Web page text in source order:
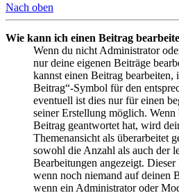
Nach oben
Wie kann ich einen Beitrag
Wenn du nicht Administrator
nur deine eigenen Beiträge
kannst einen Beitrag bearbeiten,
Beitrag“-Symbol für den
eventuell ist dies nur für einen
seiner Erstellung möglich. Wenn
Beitrag geantwortet hat, wird
Themenansicht als überarbeitet
sowohl die Anzahl als auch der
Bearbeitungen angezeigt.
wenn noch niemand auf deinen
wenn ein Administrator oder